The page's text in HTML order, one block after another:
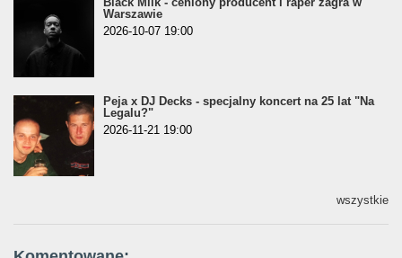
Warszawie
2026-10-07 19:00
Peja x DJ Decks - specjalny koncert na 25 lat "Na
Legalu?"
2026-11-21 19:00
wszystkie